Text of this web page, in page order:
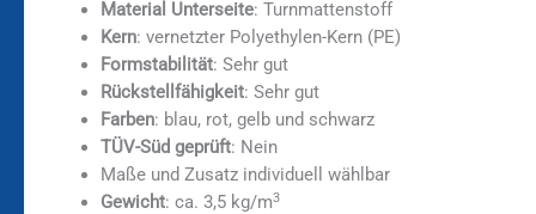
Material Unterseite: Turnmattenstoff
Kern: vernetzter Polyethylen-Kern (PE)
Formstabilität: Sehr gut
Rückstellfähigkeit: Sehr gut
Farben: blau, rot, gelb und schwarz
TÜV-Süd geprüft: Nein
Maße und Zusatz individuell wählbar
Gewicht: ca. 3,5 kg/m3